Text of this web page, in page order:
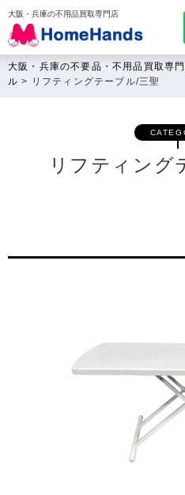
大阪・兵庫の不用品買取専門店
大阪・兵庫の不要品・不用品買取専
ル > リフティングテーブル/三聖
リフティング